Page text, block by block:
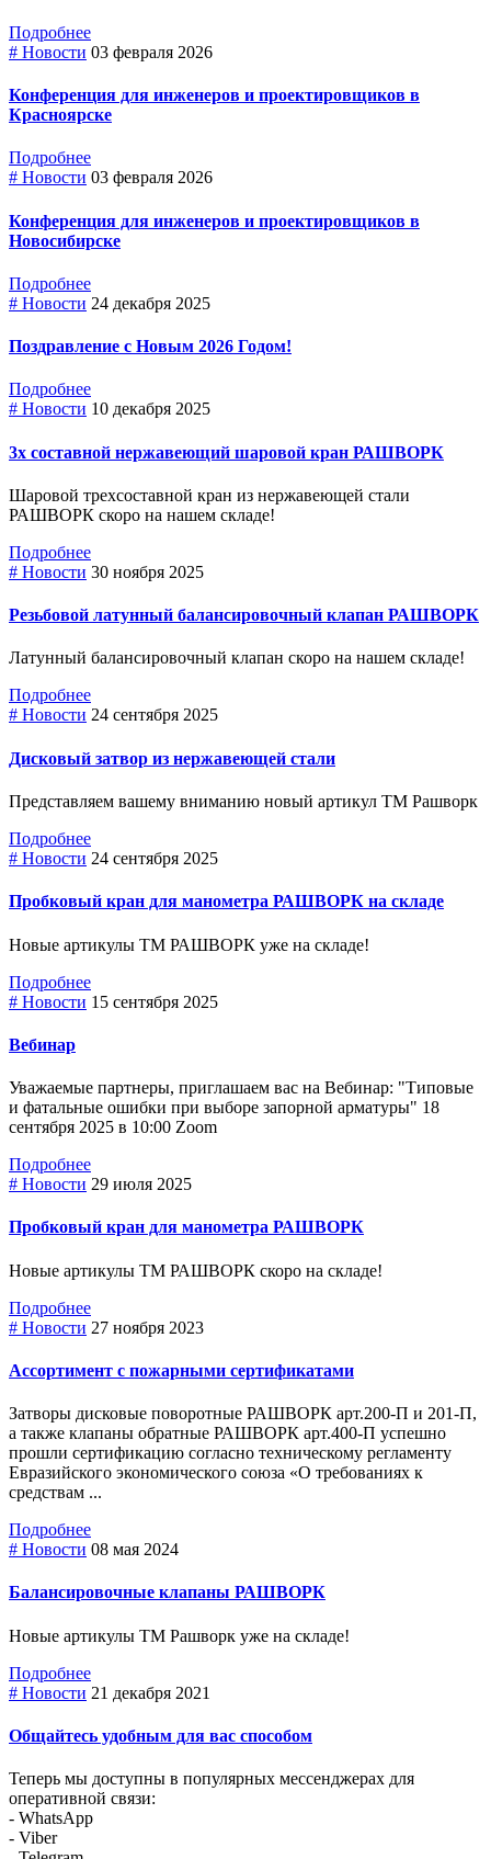
Подробнее
# Новости 03 февраля 2026
Конференция для инженеров и проектировщиков в
Красноярске
Подробнее
# Новости 03 февраля 2026
Конференция для инженеров и проектировщиков в
Новосибирске
Подробнее
# Новости 24 декабря 2025
Поздравление с Новым 2026 Годом!
Подробнее
# Новости 10 декабря 2025
3х составной нержавеющий шаровой кран РАШВОРК
Шаровой трехсоставной кран из нержавеющей стали
РАШВОРК скоро на нашем складе!
Подробнее
# Новости 30 ноября 2025
Резьбовой латунный балансировочный клапан РАШВОРК
Латунный балансировочный клапан скоро на нашем складе!
Подробнее
# Новости 24 сентября 2025
Дисковый затвор из нержавеющей стали
Представляем вашему вниманию новый артикул ТМ Рашворк
Подробнее
# Новости 24 сентября 2025
Пробковый кран для манометра РАШВОРК на складе
Новые артикулы ТМ РАШВОРК уже на складе!
Подробнее
# Новости 15 сентября 2025
Вебинар
Уважаемые партнеры, приглашаем вас на Вебинар: "Типовые
и фатальные ошибки при выборе зaпopнoй арматуры" 18
сентября 2025 в 10:00 Zoom
Подробнее
# Новости 29 июля 2025
Пробковый кран для манометра РАШВОРК
Новые артикулы ТМ РАШВОРК скоро на складе!
Подробнее
# Новости 27 ноября 2023
Ассортимент с пожарными сертификатами
Затворы дисковые поворотные РАШВОРК арт.200-П и 201-П,
а также клапаны обратные РАШВОРК арт.400-П успешно
прошли сертификацию согласно техническому регламенту
Евразийского экономического союза «О требованиях к
средствам ...
Подробнее
# Новости 08 мая 2024
Балансировочные клапаны РАШВОРК
Новые артикулы ТМ Рашворк уже на складе!
Подробнее
# Новости 21 декабря 2021
Общайтесь удобным для вас способом
Теперь мы доступны в популярных мессенджерах для
оперативной связи:
- WhatsApp
- Viber